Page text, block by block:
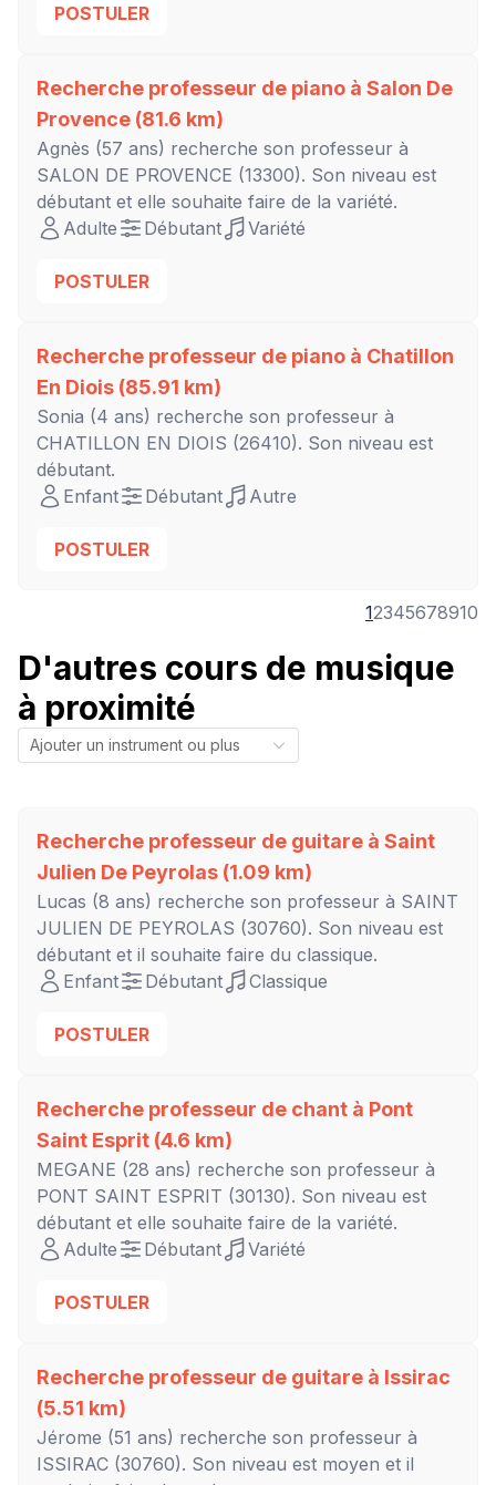
POSTULER
Recherche professeur de piano à Salon De
Provence (81.6 km)
Agnès (57 ans) recherche son professeur à
SALON DE PROVENCE (13300). Son niveau est
débutant et elle souhaite faire de la variété.
Adulte
Débutant Variété
POSTULER
Recherche professeur de piano à Chatillon
En Diois (85.91 km)
Sonia (4 ans) recherche son professeur à
CHATILLON EN DIOIS (26410). Son niveau est
débutant.
Enfant
Débutant Autre
POSTULER
12345678910
D'autres cours de musique
à proximité
Recherche professeur de guitare à Saint
Julien De Peyrolas (1.09 km)
Lucas (8 ans) recherche son professeur à SAINT
JULIEN DE PEYROLAS (30760). Son niveau est
débutant et il souhaite faire du classique.
Enfant
Débutant Classique
POSTULER
Recherche professeur de chant à Pont
Saint Esprit (4.6 km)
MEGANE (28 ans) recherche son professeur à
PONT SAINT ESPRIT (30130). Son niveau est
débutant et elle souhaite faire de la variété.
Adulte
Débutant Variété
POSTULER
Recherche professeur de guitare à Issirac
(5.51 km)
Jérome (51 ans) recherche son professeur à
ISSIRAC (30760). Son niveau est moyen et il